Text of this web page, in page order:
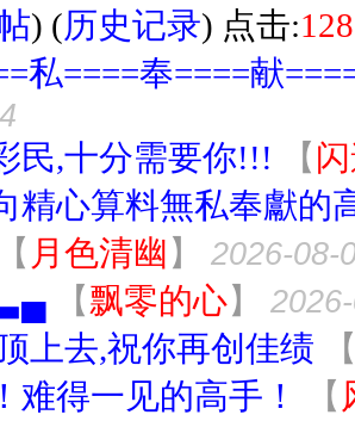
) (历史记录) 点击:
私====奉====献
民,十分需要你!!! 【
精心算料無私奉獻的
【 月色清幽 】 2026-08-
【飘零的心】
上去,祝你再创佳绩
难得一见的高手！
【